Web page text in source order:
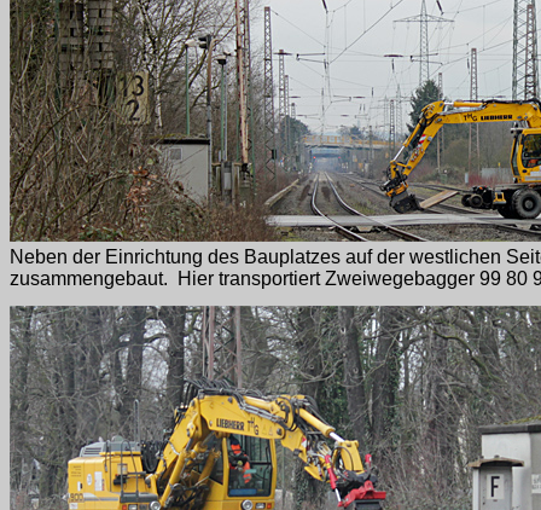
Neben der Einrichtung des Bauplatzes auf der westlichen
zusammengebaut. Hier transportiert Zweiwegebagger 99 80